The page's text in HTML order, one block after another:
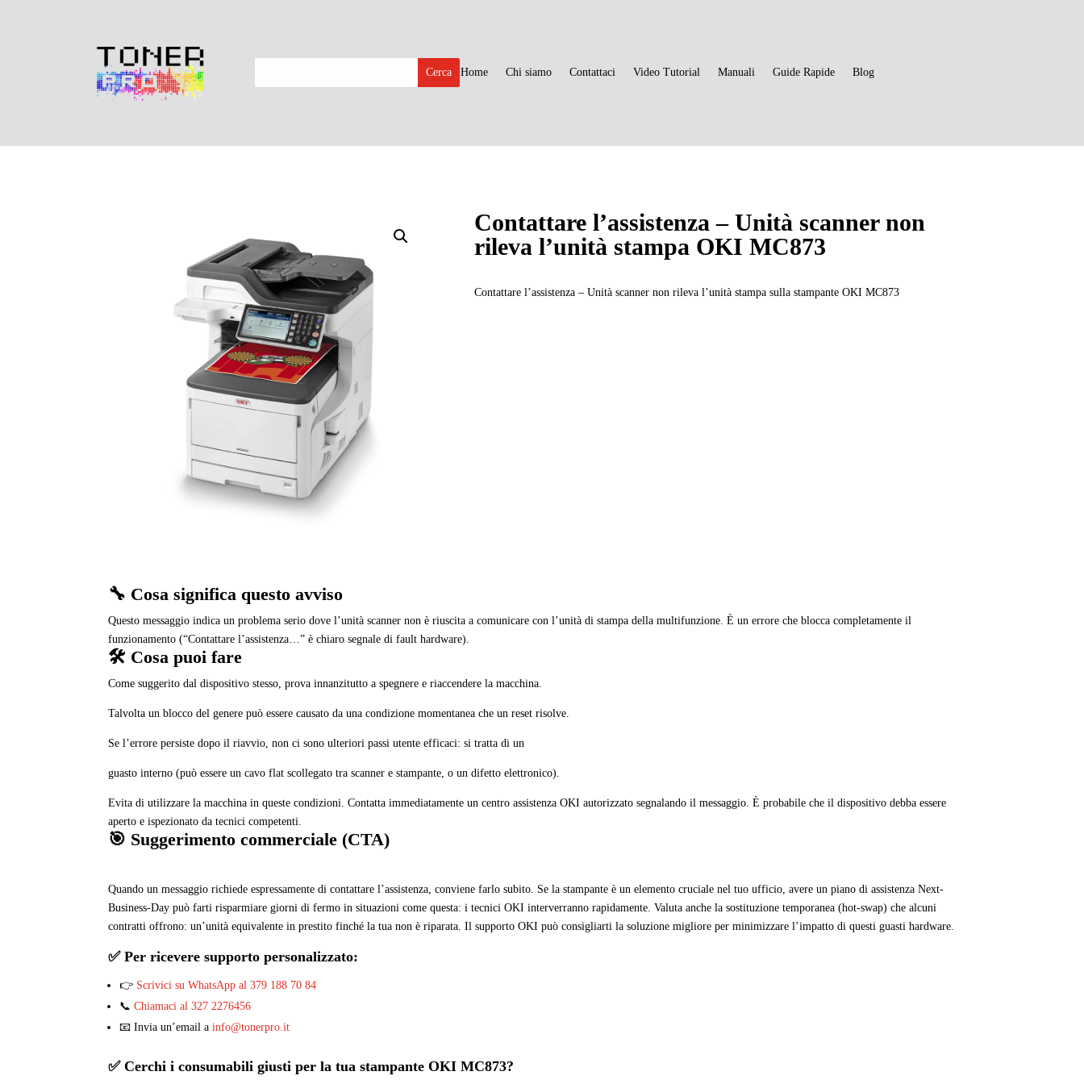
Home Chi siamo Contattaci Video Tutorial Manuali Guide Rapide Blog
Contattare l’assistenza – Unità scanner non
rileva l’unità stampa OKI MC873
Contattare l’assistenza – Unità scanner non rileva l’unità stampa sulla stampante OKI MC873
🔧 Cosa significa questo avviso
Questo messaggio indica un problema serio dove l’unità scanner non è riuscita a comunicare con l’unità di stampa della multifunzione. È un errore che blocca completamente il
funzionamento (“Contattare l’assistenza…” è chiaro segnale di fault hardware).
🛠️ Cosa puoi fare
Come suggerito dal dispositivo stesso, prova innanzitutto a spegnere e riaccendere la macchina.
Talvolta un blocco del genere può essere causato da una condizione momentanea che un reset risolve.
Se l’errore persiste dopo il riavvio, non ci sono ulteriori passi utente efficaci: si tratta di un
guasto interno (può essere un cavo flat scollegato tra scanner e stampante, o un difetto elettronico).
Evita di utilizzare la macchina in queste condizioni. Contatta immediatamente un centro assistenza OKI autorizzato segnalando il messaggio. È probabile che il dispositivo debba essere
aperto e ispezionato da tecnici competenti.
🎯 Suggerimento commerciale (CTA)
Quando un messaggio richiede espressamente di contattare l’assistenza, conviene farlo subito. Se la stampante è un elemento cruciale nel tuo ufficio, avere un piano di assistenza Next-
Business-Day può farti risparmiare giorni di fermo in situazioni come questa: i tecnici OKI interverranno rapidamente. Valuta anche la sostituzione temporanea (hot-swap) che alcuni
contratti offrono: un’unità equivalente in prestito finché la tua non è riparata. Il supporto OKI può consigliarti la soluzione migliore per minimizzare l’impatto di questi guasti hardware.
✅ Per ricevere supporto personalizzato:
👉 Scrivici su WhatsApp al 379 188 70 84
📞Chiamaci al 327 2276456
📧 Invia un’email ainfo@tonerpro.it
✅ Cerchi i consumabili giusti per la tua stampante OKIMC873?